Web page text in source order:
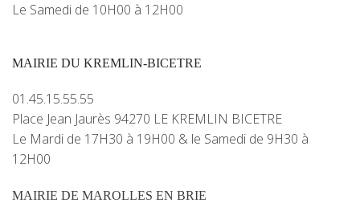
Le Samedi de 10H00 à 12H00
MAIRIE DU KREMLIN-BICETRE
01.45.15.55.55
Place Jean Jaurès 94270 LE KREMLIN BICETRE
Le Mardi de 17H30 à 19H00 & le Samedi de 9H30 à
12H00
MAIRIE DE MAROLLES EN BRIE